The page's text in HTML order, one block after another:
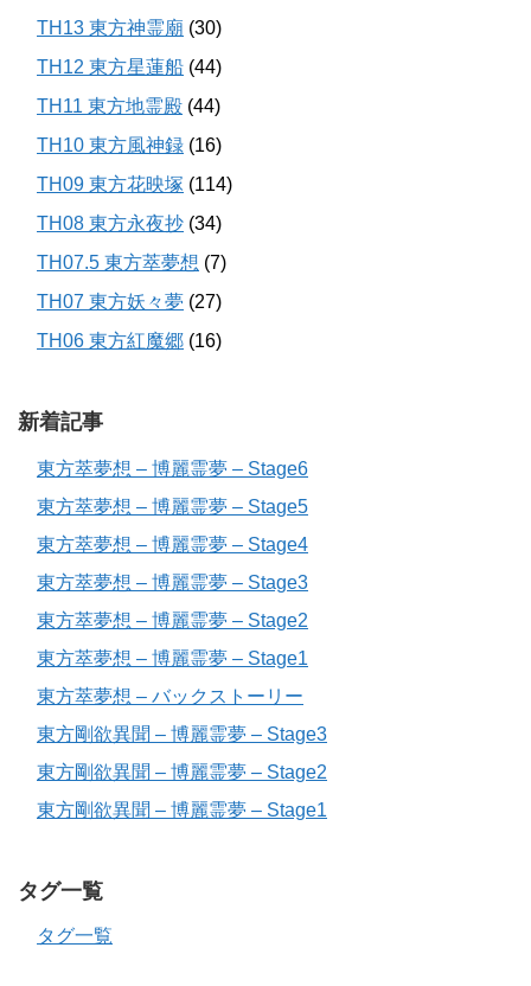
TH13 東方神霊廟 (30)
TH12 東方星蓮船 (44)
TH11 東方地霊殿 (44)
TH10 東方風神録 (16)
TH09 東方花映塚 (114)
TH08 東方永夜抄 (34)
TH07.5 東方萃夢想 (7)
TH07 東方妖々夢 (27)
TH06 東方紅魔郷 (16)
新着記事
東方萃夢想 – 博麗霊夢 – Stage6
東方萃夢想 – 博麗霊夢 – Stage5
東方萃夢想 – 博麗霊夢 – Stage4
東方萃夢想 – 博麗霊夢 – Stage3
東方萃夢想 – 博麗霊夢 – Stage2
東方萃夢想 – 博麗霊夢 – Stage1
東方萃夢想 – バックストーリー
東方剛欲異聞 – 博麗霊夢 – Stage3
東方剛欲異聞 – 博麗霊夢 – Stage2
東方剛欲異聞 – 博麗霊夢 – Stage1
タグ一覧
タグ一覧